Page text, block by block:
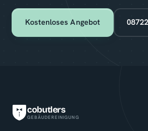
Kostenloses Angebot
cobutlers
GEBÄUDEREINIGUNG